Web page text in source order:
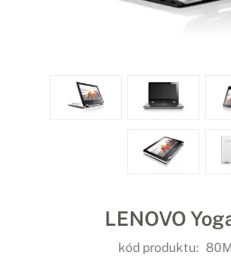
LENOVO
kód produktu: